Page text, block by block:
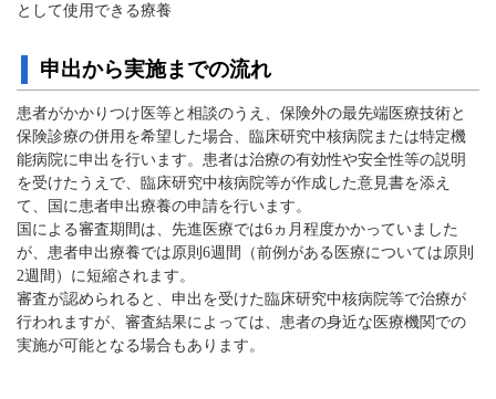
として使用できる療養
申出から実施までの流れ
患者がかかりつけ医等と相談のうえ、保険外の最先端医療技術と
保険診療の併用を希望した場合、臨床研究中核病院または特定機
能病院に申出を行います。患者は治療の有効性や安全性等の説明
を受けたうえで、臨床研究中核病院等が作成した意見書を添え
て、国に患者申出療養の申請を行います。
国による審査期間は、先進医療では6ヵ月程度かかっていました
が、患者申出療養では原則6週間（前例がある医療については原則
2週間）に短縮されます。
審査が認められると、申出を受けた臨床研究中核病院等で治療が
行われますが、審査結果によっては、患者の身近な医療機関での
実施が可能となる場合もあります。